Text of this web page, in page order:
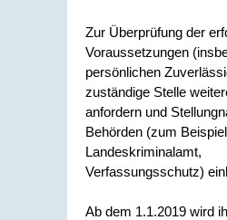
Zur Überprüfung der
Voraussetzungen
persönlichen
zuständige Stelle
anfordern und
Behörden (zum
Landeskriminalamt,
Verfassungsschutz)
Ab dem 1.1.2019 wird